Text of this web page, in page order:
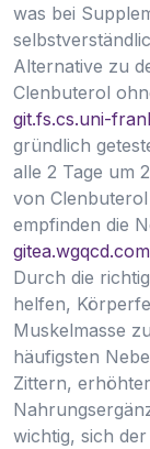
was bei
Alternative zu
Clenbuterol
git.fs.cs.uni-
gründlich
alle 2 Tage um
von
empfinden die
gitea.wgqcd.com
Durch die
helfen,
Muskelmasse
häufigsten
Zittern,
wichtig, sich